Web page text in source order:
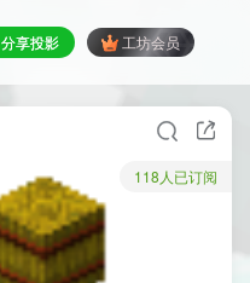
分享投影 工坊会员
118人已订阅